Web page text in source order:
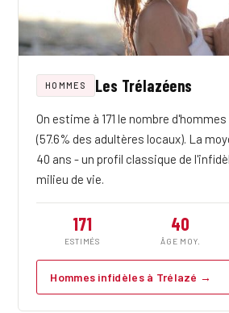
HOMMES Les Trélazéens
On estime à 171 le nombre
(57.6% des adultères locaux). La
40 ans - un profil classique de
milieu de vie.
171
ESTIMÉS
40
ÂGE MOY.
Hommes infidèles à Trélazé →